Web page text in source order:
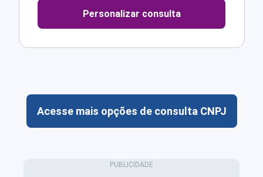
Personalizar consulta
Acesse mais opções de consulta CNPJ